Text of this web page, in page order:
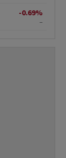
-0.69%
–